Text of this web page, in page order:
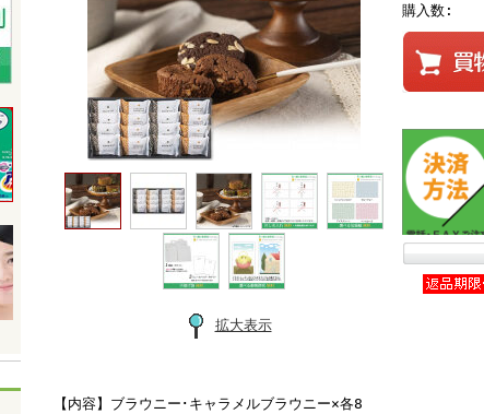
拡大表示
購入数:
【内容】ブラウニー･キャラメルブラウニー×各8